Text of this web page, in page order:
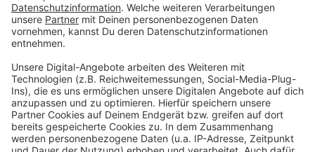
Das lustigste Ernährungsseminar